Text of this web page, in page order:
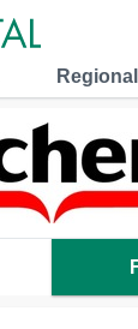
Regional